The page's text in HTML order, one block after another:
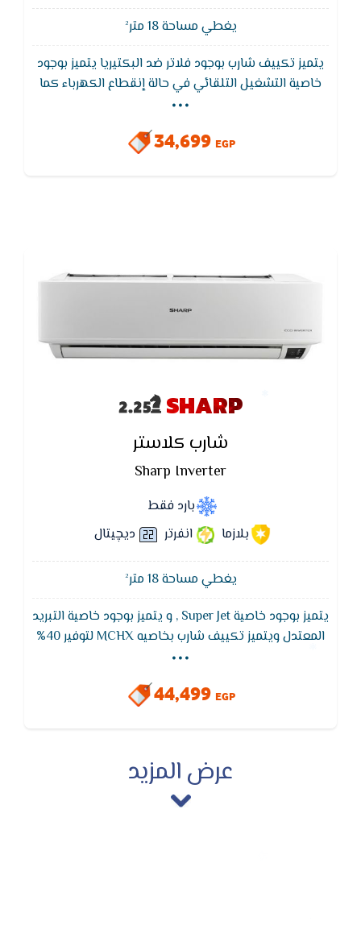
يغطي مساحة 18 متر²
يتميز تكييف شارب بوجود فلاتر ضد البكتيريا يتميز بوجود
خاصية التشغيل التلقائي في حالة إنقطاع الكهرباء كما
على هواء صحى ونظيف عند تشغيل التكيف
...
34,699 EGP
SHARP
شارب كلاستر
Sharp Inverter
بارد فقط
بلازما
انفرتر ديچيتال
يغطي مساحة 18 متر²
يتميز بوجود خاصية Super Jet , و يتميز بوجود خاصية التبريد
المعتدل ويتميز تكييف شارب بخاصيه MCHX لتوفير 40%
من استهلاك الكهرباء ,و يتميز بخاصيه التربو للقيام
السالبه والموجبه المحاربه للجراثيم والميكروبات
...
44,499 EGP
عرض المزيد